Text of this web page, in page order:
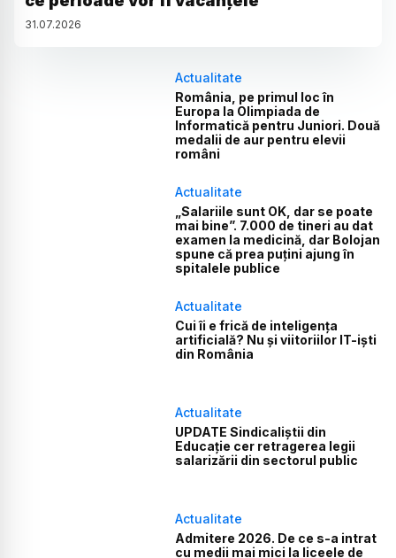
31.07.2026
Actualitate
România, pe primul loc în
Europa la Olimpiada de
Informatică pentru Juniori. Două
medalii de aur pentru elevii
români
Actualitate
„Salariile sunt OK, dar se poate
mai bine”. 7.000 de tineri au dat
examen la medicină, dar Bolojan
spune că prea puțini ajung în
spitalele publice
Actualitate
Cui îi e frică de inteligența
artificială? Nu și viitoriilor IT-iști
din România
Actualitate
UPDATE Sindicaliștii din
Educație cer retragerea legii
salarizării din sectorul public
Actualitate
Admitere 2026. De ce s-a intrat
cu medii mai mici la liceele de